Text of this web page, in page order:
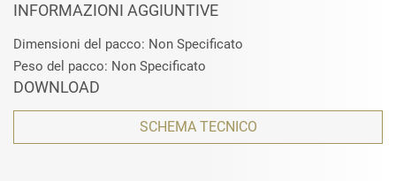
INFORMAZIONI AGGIUNTIVE
Dimensioni del pacco: Non Specificato
Peso del pacco: Non Specificato
DOWNLOAD
SCHEMA TECNICO